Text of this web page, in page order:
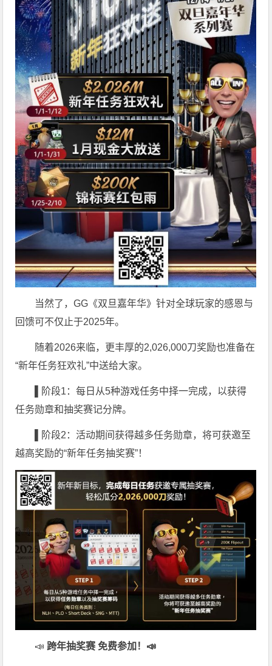
当然了，GG《双旦嘉年华》针对全球玩家的感恩与
回馈可不仅止于2025年。
随着2026来临，更丰厚的2,026,000刀奖励也准备在
“新年任务狂欢礼”中送给大家。
阶段1：每日从5种游戏任务中择一完成，以获得
任务勋章和抽奖赛记分牌。
阶段2：活动期间获得越多任务勋章，将可获邀至
越高奖励的“新年任务抽奖赛”！
📣 跨年抽奖赛 免费参加 ！📣